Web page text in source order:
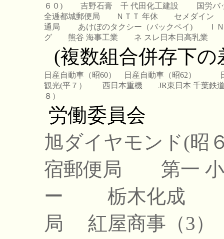
６０)
吉野石膏 千 代田化工建設
国労バ
全逓都城郵便局
ＮＴＴ 年休
セメダイン
通局
あけぼのタクシー（バックペイ)
Ｉ
グ
熊谷 海事工業 ネ スレ日本日高乳業
(複数組合併存下の
日産自動車（昭60） 日産自動車（昭62）
観光(平７）
西日本重機
JR東日本 千葉鉄
８）
労働委員会
旭ダイヤモンド(昭
宿郵便局
第一
ー
栃木化成
局
紅屋商事（3）